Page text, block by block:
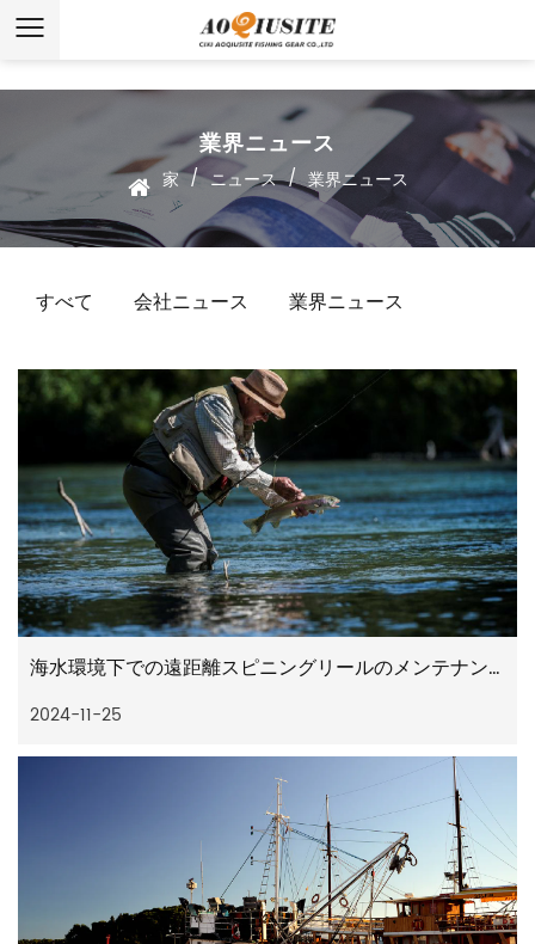
業界ニュース
家 / ニュース / 業界ニュース
すべて 会社ニュース 業界ニュース
海水環境下での遠距離スピニングリールのメンテナンスと手入れの注意点は何ですか？
2024-11-25